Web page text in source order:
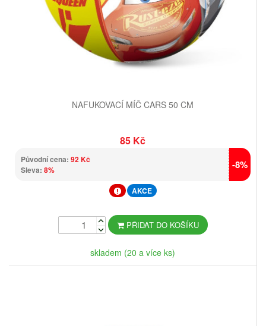
NAFUKOVACÍ MÍČ CARS 50 CM
85 Kč
Původní cena: 92 Kč
Sleva: 8% -8%
AKCE
PŘIDAT DO KOŠÍKU
skladem (20 a více ks)